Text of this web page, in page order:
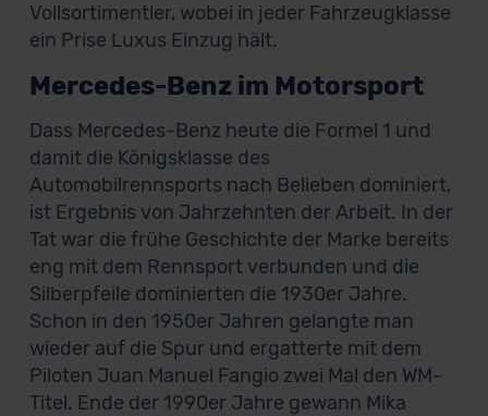
Vollsortimentler, wobei in jeder Fahrzeugklasse
ein Prise Luxus Einzug hält.
Mercedes-Benz im Motorsport
Dass Mercedes-Benz heute die Formel 1 und
damit die Königsklasse des
Automobilrennsports nach Belieben dominiert,
ist Ergebnis von Jahrzehnten der Arbeit. In der
Tat war die frühe Geschichte der Marke bereits
eng mit dem Rennsport verbunden und die
Silberpfeile dominierten die 1930er Jahre.
Schon in den 1950er Jahren gelangte man
wieder auf die Spur und ergatterte mit dem
Piloten Juan Manuel Fangio zwei Mal den WM-
Titel. Ende der 1990er Jahre gewann Mika